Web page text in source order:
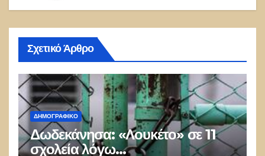
Σχετικό Άρθρο
ΔΗΜΟΓΡΑΦΙΚΌ
Δωδεκάνησα: «Λουκέτο» σε 11
σχολεία λόγω